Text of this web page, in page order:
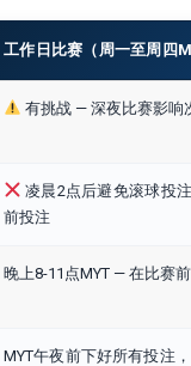
工作日比赛（周一至周四
有挑战 — 深夜比赛影响
凌晨2点后避免滚球投
前投注
晚上8-11点MYT — 在比赛
MYT午夜前下好所有投注